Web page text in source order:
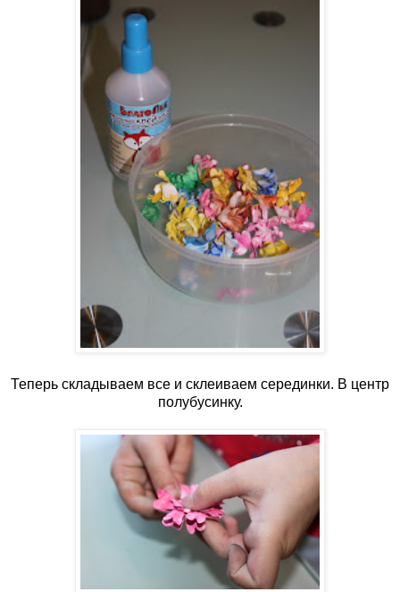
Теперь складываем все и склеиваем серединки. В центр
полубусинку.